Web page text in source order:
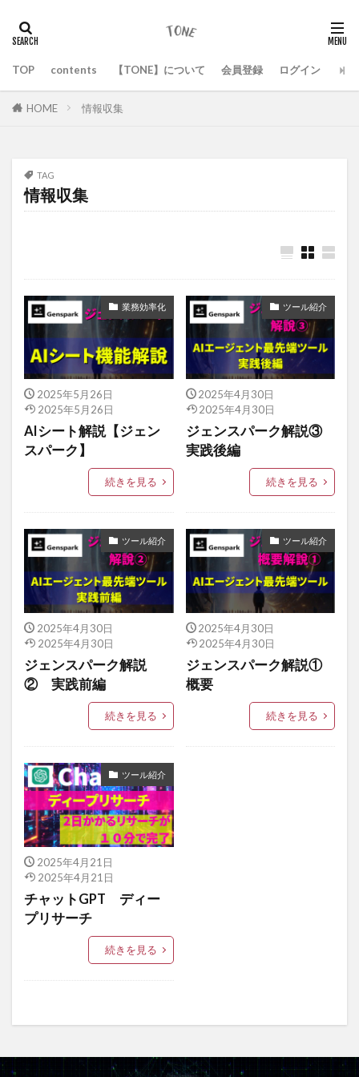
TOP contents 【TONE】について 会員登録 ログイン
HOME 情報収集
TAG
情報収集
業務効率化
2025年5月26日
2025年5月26日
AIシート解説【ジェン
スパーク】
続きを見る
ツール紹介
2025年4月30日
2025年4月30日
ジェンスパーク解説③
実践後編
続きを見る
ツール紹介
2025年4月30日
2025年4月30日
ジェンスパーク解説
② 実践前編
続きを見る
ツール紹介
2025年4月30日
2025年4月30日
ジェンスパーク解説①
概要
続きを見る
ツール紹介
2025年4月21日
2025年4月21日
チャットGPT ディー
プリサーチ
続きを見る